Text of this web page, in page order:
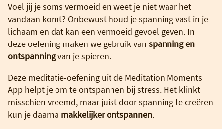
Voel jij je soms vermoeid en weet je niet waar het
vandaan komt? Onbewust houd je spanning vast in je
lichaam en dat kan een vermoeid gevoel geven. In
deze oefening maken we gebruik van spanningen
ontspanningvan je spieren.
Deze meditatie-oefening uit de Meditation Moments
App helpt je om te ontspannen bij stress. Het klinkt
misschien vreemd, maar juist door spanning te creëren
kun je daarna makkelijker ontspannen.